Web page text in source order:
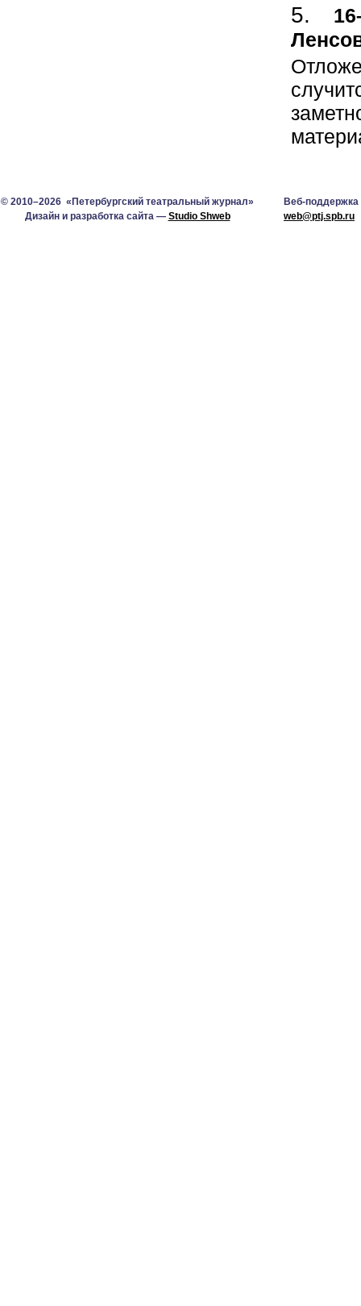
© 2010–2026 «Петербургский театральный журнал»
Дизайн и разработка сайта — Studio Shweb
Веб-поддержка
web@ptj.spb.ru